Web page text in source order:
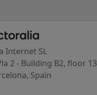
de inicio
Internet SL
2 - Building B2, floor 13
Spain